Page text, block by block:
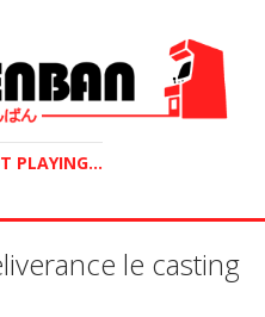
PLAYING...
le casting